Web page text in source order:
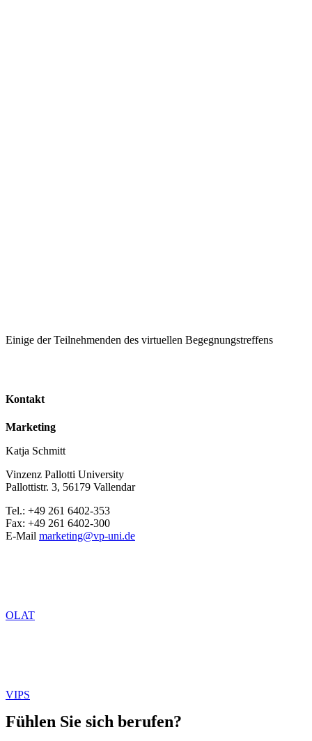
Einige der Teilnehmenden des virtuellen Begegnungstreffens
Kontakt
Marketing
Katja Schmitt
Vinzenz Pallotti University
Pallottistr. 3, 56179 Vallendar
Tel.: +49 261 6402-353
Fax: +49 261 6402-300
E-Mail marketing@vp-uni.de
OLAT
VIPS
Fühlen Sie sich berufen?